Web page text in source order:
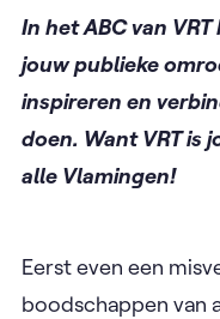
In het ABC van
jouw publieke
inspireren en
doen. Want VRT is
alle Vlamingen!
Eerst even een
boodschappen van